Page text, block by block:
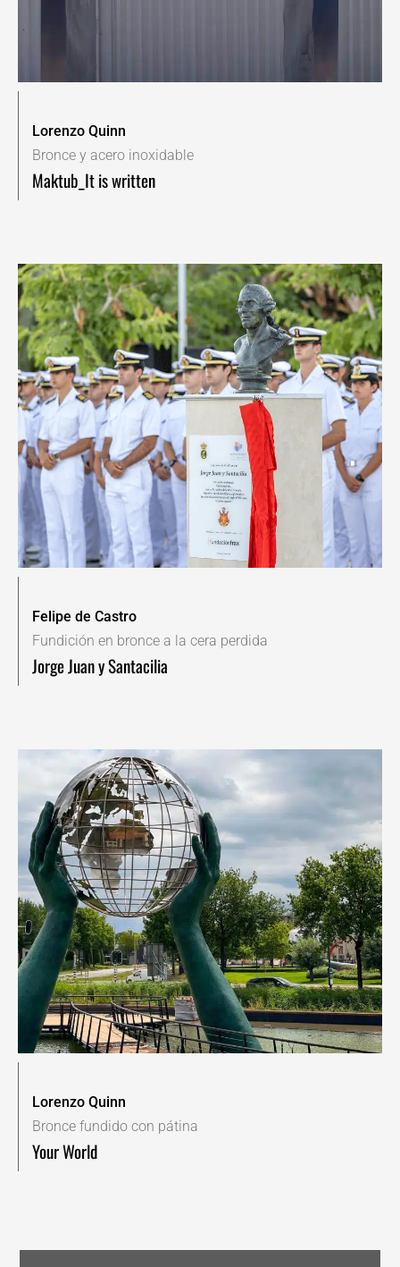
Lorenzo Quinn
Bronce y acero inoxidable
Maktub_It is written
Felipe de Castro
Fundición en bronce a la cera perdida
Jorge Juan y Santacilia
Lorenzo Quinn
Bronce fundido con pátina
Your World